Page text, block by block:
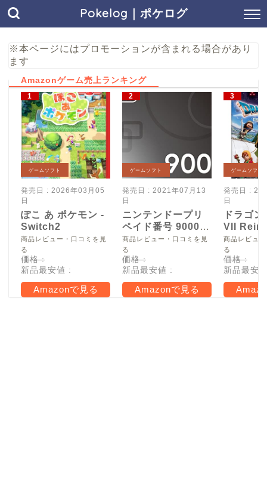
Pokelog｜ポケログ
※本ページにはプロモーションが含まれる場合があり
ます
Amazonゲーム売上ランキング
ゲームソフト
発売日 : 2026年03月05
日
ぽこ あ ポケモン -
Switch2
商品レビュー・口コミを見
る
価格 :
新品最安値 :
Amazonで見る
ゲームソフト
発売日 : 2021年07月13
日
ニンテンドープリ
ペイド番号 9000
円|オンラインコー
ド版
商品レビュー・口コミを見
る
価格 :
新品最安値 :
Amazonで見る
ゲームソフト
発売日 :
日
ドラゴ
VII
Switch2
商品レビュ
る
価格 :
新品最安